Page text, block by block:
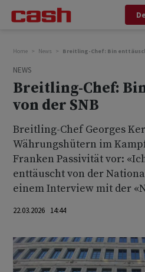
Home News Breitling-Chef: Bin
NEWS
Breitling-Chef:
von der SNB
Breitling-Chef Georges
Währungshütern im
Franken Passivität vor:
enttäuscht von der
einem Interview mit der
22.03.2026 14:44